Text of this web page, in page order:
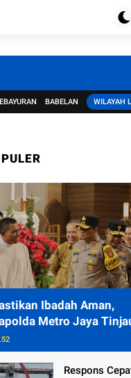
BABELAN WILAYAH
Ibadah Aman,
Metro Jaya
Gereja di
Respons